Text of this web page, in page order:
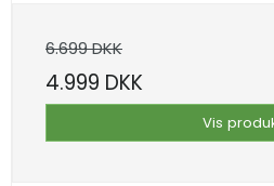
6.699 DKK
4.999 DKK
Vis